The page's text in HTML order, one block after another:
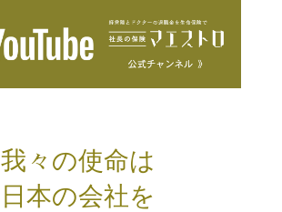
我々の使命は
日本の会社を